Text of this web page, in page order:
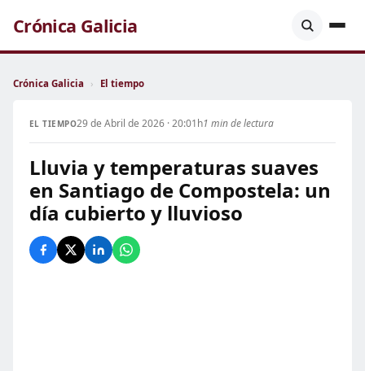
Crónica Galicia
Crónica Galicia › El tiempo
EL TIEMPO29 de Abril de 2026 · 20:01h1 min de lectura
Lluvia y temperaturas suaves
en Santiago de Compostela: un
día cubierto y lluvioso